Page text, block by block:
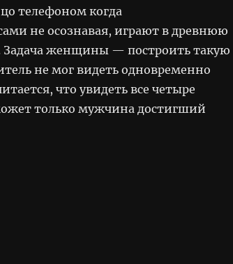
телефоном когда
не осознавая, играют в древнюю
Задача женщины — построить такую
не мог видеть одновременно
что увидеть все четыре
только мужчина достигший